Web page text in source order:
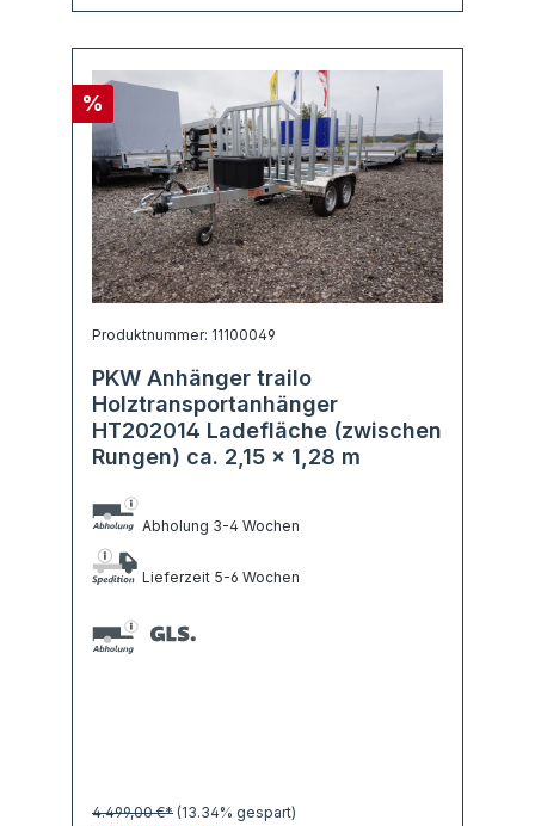
%
Produktnummer: 11100049
PKW Anhänger trailo
Holztransportanhänger
HT202014 Ladefläche (zwischen
Rungen) ca. 2,15 x 1,28 m
Abholung 3-4 Wochen
Lieferzeit 5-6 Wochen
4.499,00 €* (13.34% gespart)